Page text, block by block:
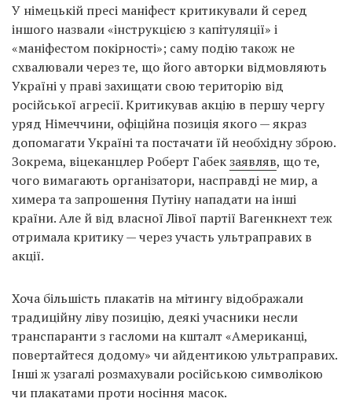
У німецькій пресі маніфест критикували й серед
іншого назвали «інструкцією з капітуляції» і
«маніфестом покірності»; саму подію також не
схвалювали через те, що його авторки відмовляють
Україні у праві захищати свою територію від
російської агресії. Критикував акцію в першу чергу
уряд Німеччини, офіційна позиція якого — якраз
допомагати Україні та постачати їй необхідну зброю.
Зокрема, віцеканцлер Роберт Габекзаявляв, що те,
чого вимагають організатори, насправді не мир, а
химера та запрошення Путіну нападати на інші
країни. Але й від власної Лівої партії Вагенкнехт теж
отримала критику — через участь ультраправих в
акції.
Хоча більшість плакатів на мітингу відображали
традиційну ліву позицію, деякі учасники несли
транспаранти з гасломи на кшталт «Американці,
повертайтеся додому» чи айдентикою ультраправих.
Інші ж узагалі розмахували російською символікою
чи плакатами проти носіння масок.